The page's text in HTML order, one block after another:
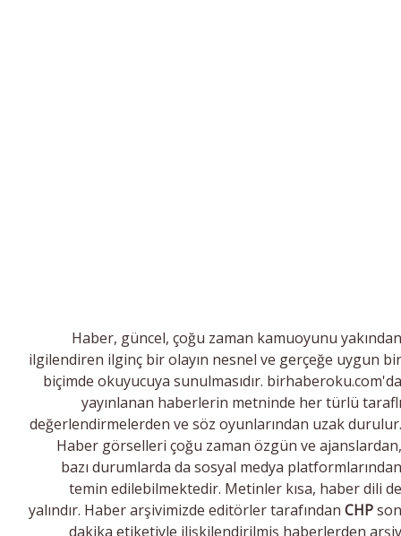
Haber, güncel, çoğu zaman kamuoyunu yakından
ilgilendiren ilginç bir olayın nesnel ve gerçeğe uygun bir
biçimde okuyucuya sunulmasıdır. birhaberoku.com'da
yayınlanan haberlerin metninde her türlü taraflı
değerlendirmelerden ve söz oyunlarından uzak durulur.
Haber görselleri çoğu zaman özgün ve ajanslardan,
bazı durumlarda da sosyal medya platformlarından
temin edilebilmektedir. Metinler kısa, haber dili de
yalındır. Haber arşivimizde editörler tarafından CHPson
dakika etiketiyle ilişkilendirilmiş haberlerden arşiv